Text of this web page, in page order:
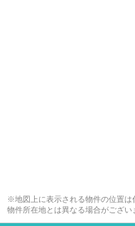
※地図上に表示される物件の位置は
物件所在地とは異なる場合がござい